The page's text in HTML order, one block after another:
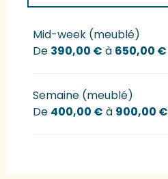
Tarifs 2027
Mid-week (meublé)
De 390,00 € à 650,00 €
Semaine (meublé)
De 400,00 € à 900,00 €